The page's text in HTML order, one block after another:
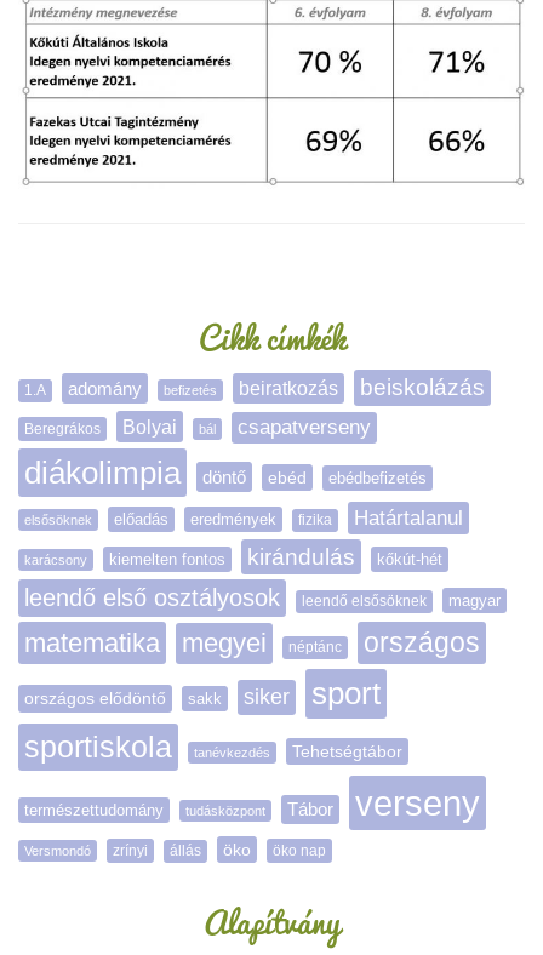
Cikk címkék
1.A adomány befizetés beiratkozás beiskolázás
Beregrákos Bolyai bál csapatverseny
diákolimpia döntő ebéd ebédbefizetés
elsősöknek előadás eredmények fizika Határtalanul
karácsony kiemelten fontos kirándulás kőkút-hét
leendő első osztályosok leendő elsősöknek magyar
matematika megyei néptánc országos
országos elődöntő sakk siker sport
sportiskola tanévkezdés Tehetségtábor
természettudomány tudásközpont Tábor verseny
Versmondó zrínyi állás öko öko nap
Alapítvány